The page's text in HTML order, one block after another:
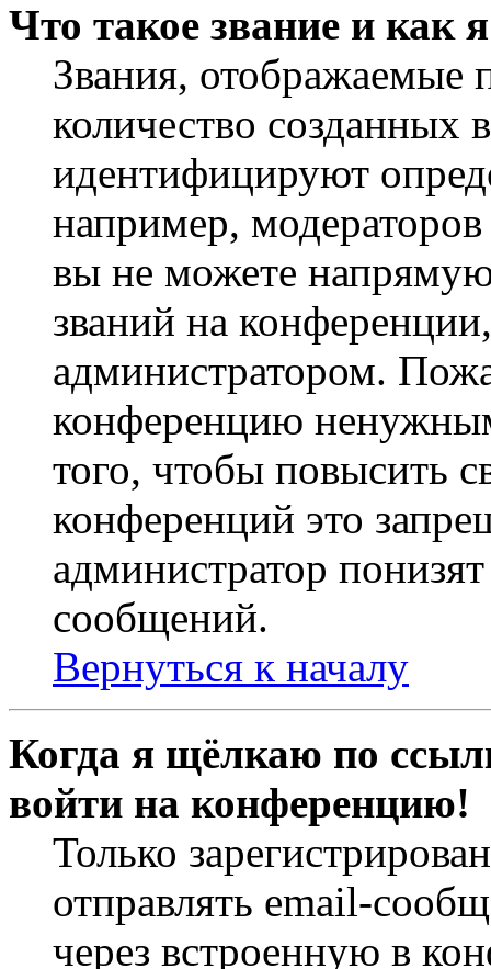
Что такое звание и как
Звания,
количество
идентифицируют
например,
вы не можете
званий на
администратором.
конференцию
того, чтобы повысить
конференций это
администратор
сообщений.
Вернуться к началу
Когда я щёлкаю по
войти на конференцию!
Только
отправлять email-
через встроенную в